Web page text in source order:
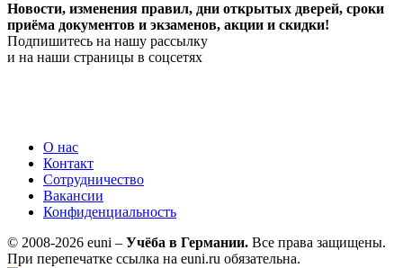
Новости, изменения правил, дни открытых дверей, сроки
приёма документов и экзаменов, акции и скидки!
Подпишитесь на нашу рассылку
и на наши страницы в соцсетях
О нас
Контакт
Сотрудничество
Вакансии
Конфиденциальность
© 2008-2026 euni – Учёба в Германии. Все права защищены.
При перепечатке ссылка на euni.ru обязательна.